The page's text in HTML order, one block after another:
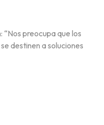
“Nos preocupa que los
destinen a soluciones